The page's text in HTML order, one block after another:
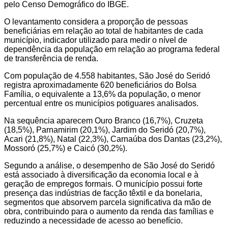
pelo Censo Demográfico do IBGE.
O levantamento considera a proporção de pessoas
beneficiárias em relação ao total de habitantes de cada
município, indicador utilizado para medir o nível de
dependência da população em relação ao programa federal
de transferência de renda.
Com população de 4.558 habitantes, São José do Seridó
registra aproximadamente 620 beneficiários do Bolsa
Família, o equivalente a 13,6% da população, o menor
percentual entre os municípios potiguares analisados.
Na sequência aparecem Ouro Branco (16,7%), Cruzeta
(18,5%), Parnamirim (20,1%), Jardim do Seridó (20,7%),
Acari (21,8%), Natal (22,3%), Carnaúba dos Dantas (23,2%),
Mossoró (25,7%) e Caicó (30,2%).
Segundo a análise, o desempenho de São José do Seridó
está associado à diversificação da economia local e à
geração de empregos formais. O município possui forte
presença das indústrias de facção têxtil e da bonelaria,
segmentos que absorvem parcela significativa da mão de
obra, contribuindo para o aumento da renda das famílias e
reduzindo a necessidade de acesso ao benefício.